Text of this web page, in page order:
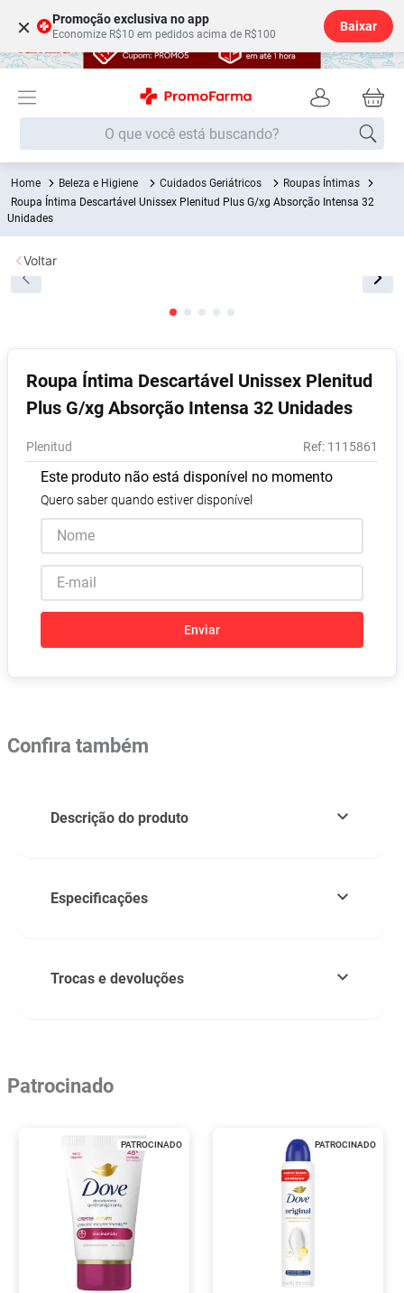
× Promoção exclusiva no app
Economize R$10 em pedidos acima de R$100
Baixar
O que você está buscando?
Beleza e Higiene Cuidados Geriátricos
Roupas Íntimas
Roupa Íntima Descartável Unissex Plenitud Plus G/xg Absorção Intensa 32
Unidades
Roupa Íntima Descartável Unissex Plenitud
Plus G/xg Absorção Intensa 32 Unidades
Plenitud : 1115861
Este produto não está disponível no momento
Quero saber quando estiver disponível
Enviar
Voltar
Confira também
Descrição do produto
Especificações
Trocas e devoluções
Patrocinado
PATROCINADO PATROCINADO
Termos mais buscados
Desodorante
Shampoo
9º
10º Lavitan